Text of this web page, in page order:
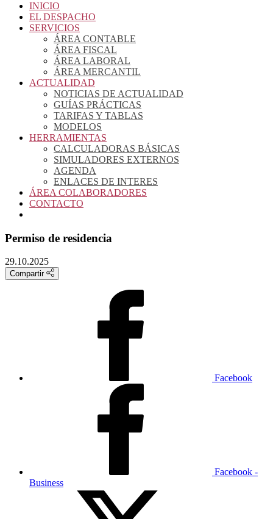
INICIO
EL DESPACHO
SERVICIOS
ÁREA CONTABLE
ÁREA FISCAL
ÁREA LABORAL
ÁREA MERCANTIL
ACTUALIDAD
NOTICIAS DE ACTUALIDAD
GUÍAS PRÁCTICAS
TARIFAS Y TABLAS
MODELOS
HERRAMIENTAS
CALCULADORAS BÁSICAS
SIMULADORES EXTERNOS
AGENDA
ENLACES DE INTERES
ÁREA COLABORADORES
CONTACTO
Permiso de residencia
29.10.2025
Compartir
Facebook
Facebook -
Business